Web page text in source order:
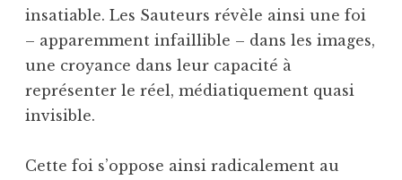
insatiable. Les Sauteurs révèle ainsi une foi
– apparemment infaillible – dans les images,
une croyance dans leur capacité à
représenter le réel, médiatiquement quasi
invisible.
Cette foi s’oppose ainsi radicalement au